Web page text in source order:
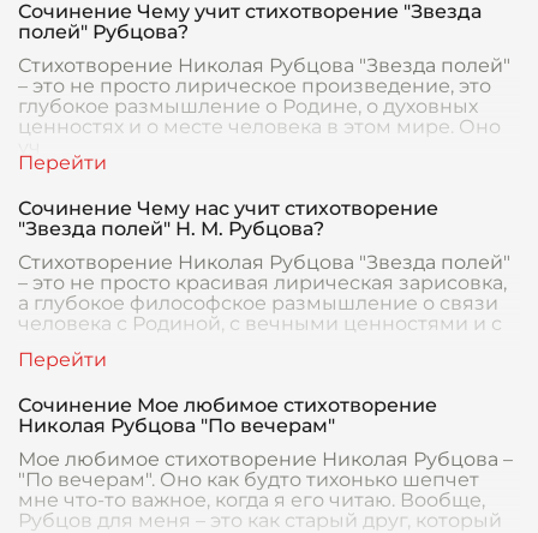
Сочинение Чему учит стихотворение "Звезда
полей" Рубцова?
Стихотворение Николая Рубцова "Звезда полей"
– это не просто лирическое произведение, это
глубокое размышление о Родине, о духовных
ценностях и о месте человека в этом мире. Оно
Сочинение Чему нас учит стихотворение
"Звезда полей" Н. М. Рубцова?
Стихотворение Николая Рубцова "Звезда полей"
– это не просто красивая лирическая зарисовка,
а глубокое философское размышление о связи
человека с Родиной, с вечными ценностями и с
Сочинение Мое любимое стихотворение
Николая Рубцова "По вечерам"
Мое любимое стихотворение Николая Рубцова –
"По вечерам". Оно как будто тихонько шепчет
мне что-то важное, когда я его читаю. Вообще,
Рубцов для меня – это как старый друг, который